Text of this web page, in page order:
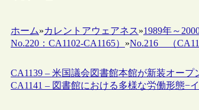
ホーム»カレントアウェアネス»1989年～
No.220：CA1102-CA1165） »No.216 （
CA1139 – 米国議会図書館本館が新装オープ
CA1141 – 図書館における多様な労働形態−